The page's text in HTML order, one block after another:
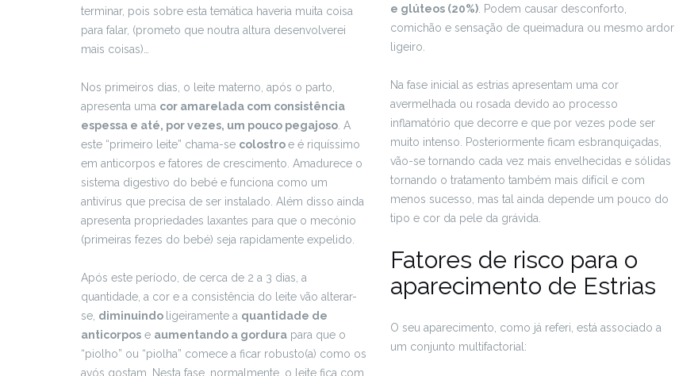
terminar, pois sobre esta temática haveria muita coisa
para falar, (prometo que noutra altura desenvolverei
mais coisas)…
Nos primeiros dias, o leite materno, após o parto,
apresenta uma cor amarelada com consistência
espessa e até, por vezes, um pouco pegajoso . A
este “primeiro leite” chama-se colostroe é riquíssimo
em anticorpos e fatores de crescimento. Amadurece o
sistema digestivo do bebé e funciona como um
antivírus que precisa de ser instalado. Além disso ainda
apresenta propriedades laxantes para que o mecónio
(primeiras fezes do bebé) seja rapidamente expelido.
Após este período, de cerca de 2 a 3 dias, a
quantidade, a cor e a consistência do leite vão alterar-
se, diminuindo ligeiramente a quantidade de
anticorpos e aumentando a gordura para que o
“piolho” ou “piolha” comece a ficar robusto(a) como os
avós gostam. Nesta fase, normalmente, o leite fica com
e glúteos (20%) . Podem causar desconforto,
comichão e sensação de queimadura ou mesmo ardor
ligeiro.
Na fase inicial as estrias apresentam uma cor
avermelhada ou rosada devido ao processo
inflamatório que decorre e que por vezes pode ser
muito intenso. Posteriormente ficam esbranquiçadas,
vão-se tornando cada vez mais envelhecidas e sólidas
tornando o tratamento também mais difícil e com
menos sucesso, mas tal ainda depende um pouco do
tipo e cor da pele da grávida.
Fatores de risco para o
aparecimento de Estrias
O seu aparecimento, como já referi, está associado a
um conjunto multifactorial: